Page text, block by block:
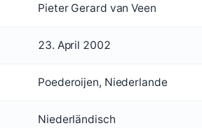
Pieter Gerard van Veen
23. April 2002
Poederoijen, Niederlande
Niederländisch